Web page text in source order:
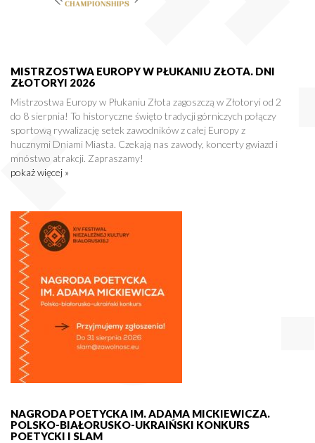
MISTRZOSTWA EUROPY W PŁUKANIU ZŁOTA. DNI
ZŁOTORYI 2026
Mistrzostwa Europy w Płukaniu Złota zagoszczą w Złotoryi od 2
do 8 sierpnia! To historyczne święto tradycji górniczych połączy
sportową rywalizację setek zawodników z całej Europy z
hucznymi Dniami Miasta. Czekają nas zawody, koncerty gwiazd i
mnóstwo atrakcji. Zapraszamy!
pokaż więcej »
NAGRODA POETYCKA IM. ADAMA MICKIEWICZA.
POLSKO-BIAŁORUSKO-UKRAIŃSKI KONKURS
POETYCKI I SLAM